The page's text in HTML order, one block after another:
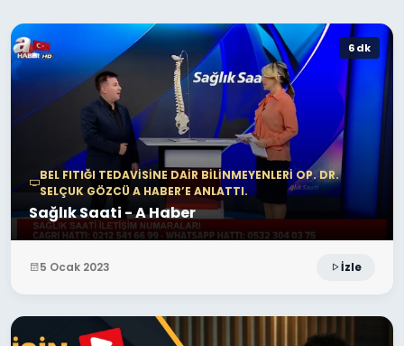
6 dk
BEL FITIĞI TEDAVISINE DAIR BILINMEYENLERI OP. DR.
SELÇUK GÖZCÜ A HABER’E ANLATTI.
Sağlık Saati - A Haber
5 Ocak 2023 İzle